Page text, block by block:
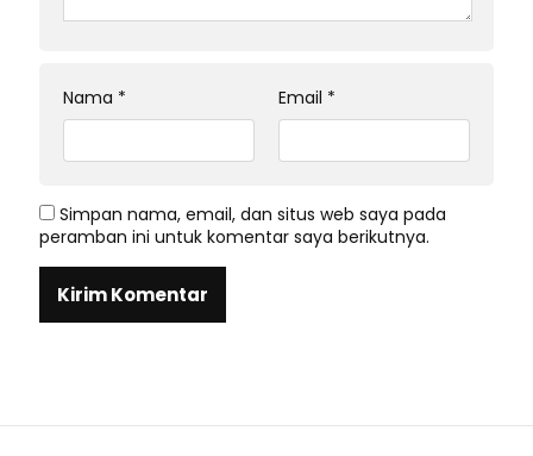
Nama * Email *
Simpan nama, email, dan situs web saya pada
peramban ini untuk komentar saya berikutnya.